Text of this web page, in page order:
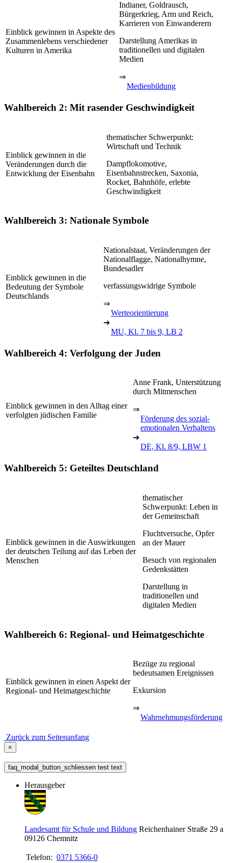
Einblick gewinnen in Aspekte des
Zusammenlebens verschiedener
Kulturen in Amerika
Indianer, Goldrausch,
Bürgerkrieg, Arm und Reich,
Karrieren von Einwanderern
Darstellung Amerikas in
traditionellen und digitalen
Medien
⇒
Medienbildung
Wahlbereich 2: Mit rasender Geschwindigkeit
Einblick gewinnen in die
Veränderungen durch die
Entwicklung der Eisenbahn
thematischer Schwerpunkt:
Wirtschaft und Technik
Dampflokomotive,
Eisenbahnstrecken, Saxonia,
Rocket, Bahnhöfe, erlebte
Geschwindigkeit
Wahlbereich 3: Nationale Symbole
Einblick gewinnen in die
Bedeutung der Symbole
Deutschlands
Nationalstaat, Veränderungen der
Nationalflagge, Nationalhymne,
Bundesadler
verfassungswidrige Symbole
⇒
Werteorientierung
➔
MU, Kl. 7 bis 9, LB 2
Wahlbereich 4: Verfolgung der Juden
Einblick gewinnen in den Alltag einer
verfolgten jüdischen Familie
Anne Frank, Unterstützung
durch Mitmenschen
⇒
Förderung des sozial-
emotionalen Verhaltens
➔
DE, Kl. 8/9, LBW 1
Wahlbereich 5: Geteiltes Deutschland
Einblick gewinnen in die Auswirkungen
der deutschen Teilung auf das Leben der
Menschen
thematischer
Schwerpunkt: Leben in
der Gemeinschaft
Fluchtversuche, Opfer
an der Mauer
Besuch von regionalen
Gedenkstätten
Darstellung in
traditionellen und
digitalen Medien
Wahlbereich 6: Regional- und Heimatgeschichte
Einblick gewinnen in einen Aspekt der
Regional- und Heimatgeschichte
Bezüge zu regional
bedeutsamen Ereignissen
Exkursion
⇒
Wahrnehmungsförderung
Zurück zum Seitenanfang
×
faq_modal_button_schliessen test text
Herausgeber
Landesamt für Schule und Bildung Reichenhainer Straße 29 a
09126 Chemnitz
Telefon: 0371 5366-0